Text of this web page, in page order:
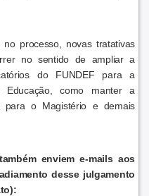
processo, novas tratativas
no sentido de ampliar a
do FUNDEF para a
Educação, como manter a
para o Magistério e demais
enviem e-mails aos
desse julgamento